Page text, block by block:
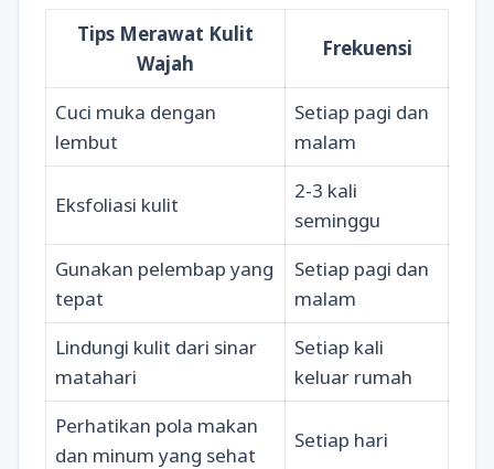
Tips Merawat Kulit
Wajah
Frekuensi
Cuci muka dengan
lembut
Setiap pagi dan
malam
Eksfoliasi kulit
2-3 kali
seminggu
Gunakan pelembap yang
tepat
Setiap pagi dan
malam
Lindungi kulit dari sinar
matahari
Setiap kali
keluar rumah
Perhatikan pola makan
dan minum yang sehat
Setiap hari